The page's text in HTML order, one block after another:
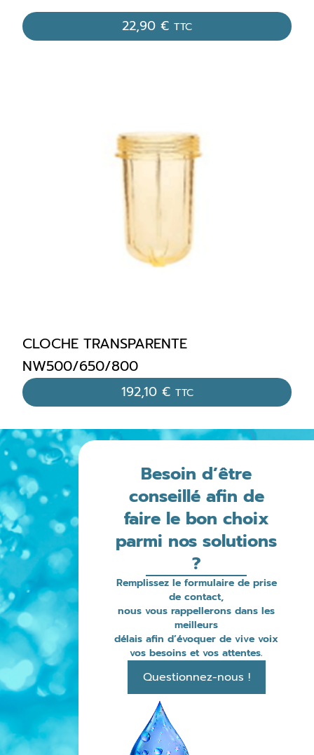
22,90 € TTC
CLOCHE TRANSPARENTE
NW500/650/800
192,10 € TTC
Besoin d’être
conseillé afin de
faire le bon choix
parmi nos solutions
?
Remplissez le formulaire de prise
de contact,
nous vous rappellerons dans les
meilleurs
délais afin d’évoquer de vive voix
vos besoins et vos attentes.
Questionnez-nous !